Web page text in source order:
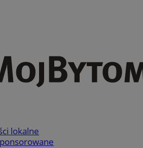
lokalne